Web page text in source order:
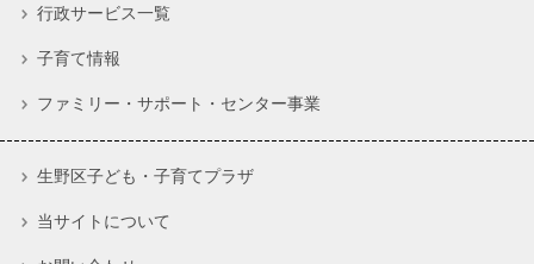
行政サービス一覧
子育て情報
ファミリー・サポート・センター事業
生野区子ども・子育てプラザ
当サイトについて